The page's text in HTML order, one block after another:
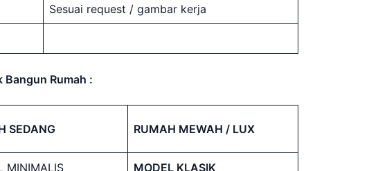
Sesuai request / gambar kerja
Rumah :
SEDANG RUMAH MEWAH / LUX
MINIMALIS MODEL KLASIK